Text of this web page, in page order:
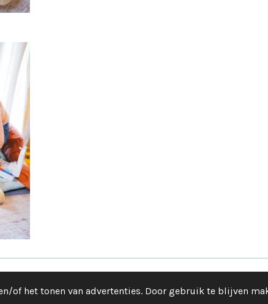
of het tonen van advertenties. Door gebruik te blijven
Kindertherapie | De Geluksfabriek